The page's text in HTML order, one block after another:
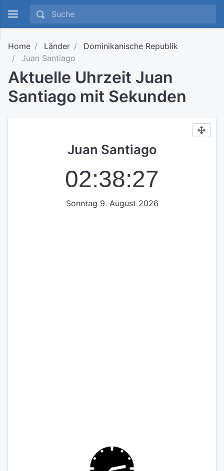
Home Länder
Dominikanische Republik
Juan Santiago
Aktuelle Uhrzeit Juan
Santiago mit Sekunden
Juan Santiago
02:38:28
Sonntag 9. August 2026